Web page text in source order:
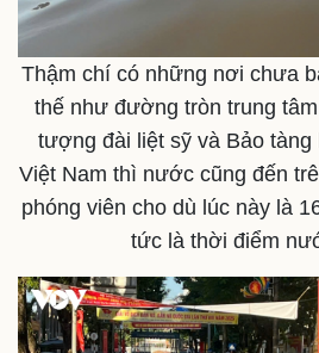
Thậm chí có những nơi chưa
thế như đường tròn trung
tượng đài liệt sỹ và Bảo
Việt Nam thì nước cũng đến
phóng viên cho dù lúc này là
tức là thời điểm